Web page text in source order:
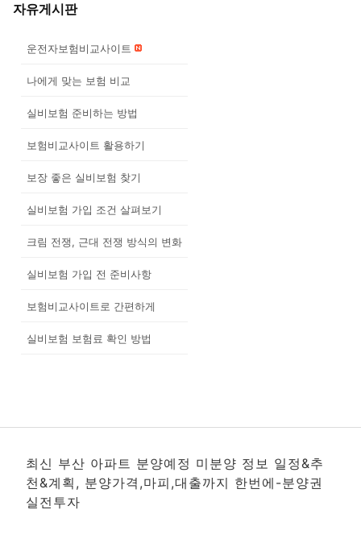
자유게시판
운전자보험비교사이트
나에게 맞는 보험 비교
실비보험 준비하는 방법
보험비교사이트 활용하기
보장 좋은 실비보험 찾기
실비보험 가입 조건 살펴보기
크림 전쟁, 근대 전쟁 방식의 변화
실비보험 가입 전 준비사항
보험비교사이트로 간편하게
실비보험 보험료 확인 방법
최신 부산 아파트 분양예정 미분양 정보 일정&추
천&계획, 분양가격,마피,대출까지 한번에-분양권
실전투자